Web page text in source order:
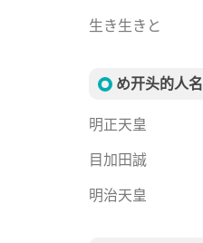
生き生きと
め开头的人名
明正天皇
目加田誠
明治天皇